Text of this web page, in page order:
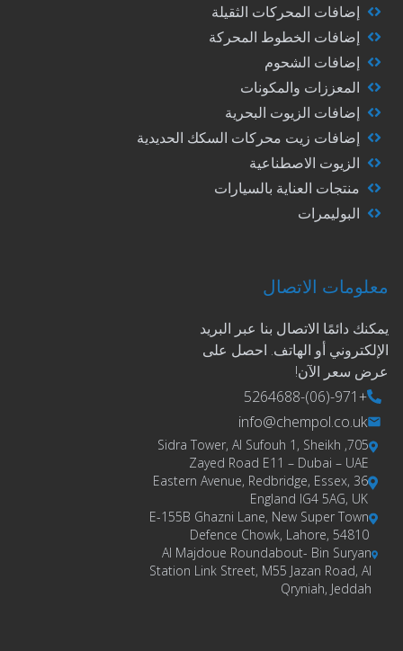
إضافات المحركات الثقيلة
إضافات الخطوط المحركة
إضافات الشحوم
المعززات والمكونات
إضافات الزيوت البحرية
إضافات زيت محركات السكك الحديدية
الزيوت الاصطناعية
منتجات العناية بالسيارات
البوليمرات
معلومات الاتصال
يمكنك دائمًا الاتصال بنا عبر البريد
الإلكتروني أو الهاتف. احصل على
عرض سعر الآن!
+971-(06)-5264688
info@chempol.co.uk
705, Sidra Tower, Al Sufouh 1, Sheikh
Zayed Road E11 – Dubai – UAE
36 Eastern Avenue, Redbridge, Essex,
England IG4 5AG, UK
E-155B Ghazni Lane, New Super Town
Defence Chowk, Lahore, 54810
Al Majdoue Roundabout- Bin Suryan
Station Link Street, M55 Jazan Road, Al
Qryniah, Jeddah